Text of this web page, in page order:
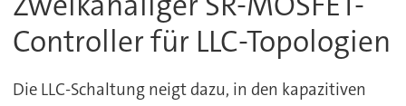
Controller für LLC-Topologien
Die LLC-Schaltung neigt dazu, in den kapazitiven